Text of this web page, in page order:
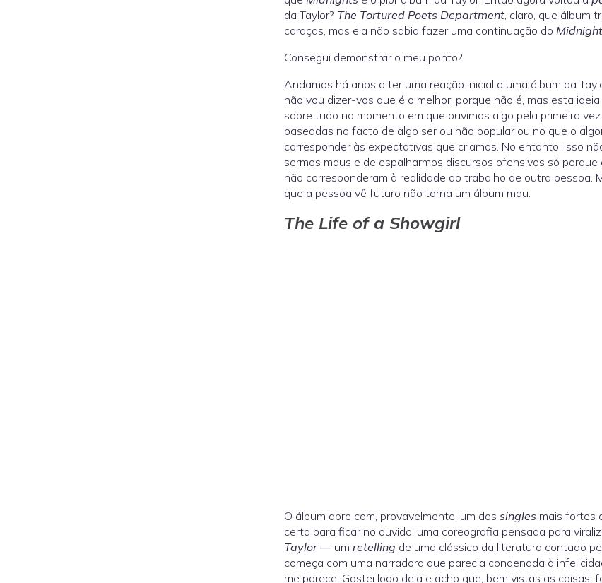
da Taylor? The Tortured Poets Department, claro, que álbum
caraças, mas ela não sabia fazer uma continuação do
Consegui demonstrar o meu ponto?
Andamos há anos a ter uma reação inicial a uma álbum da
não vou dizer-vos que é o melhor, porque não é, mas esta
sobre tudo no momento em que ouvimos algo pela primeira
baseadas no facto de algo ser ou não popular ou no que o
corresponder às expectativas que criamos. No entanto, isso
sermos maus e de espalharmos discursos ofensivos só
não corresponderam à realidade do trabalho de outra pessoa.
que a pessoa vê futuro não torna um álbum mau.
The Life of a Showgirl
O álbum abre com, provavelmente, um dos singles mais fortes
certa para ficar no ouvido, uma coreografia pensada para
Taylor —um retelling de uma clássico da literatura contado
começa com uma narradora que parecia condenada à
me parece. Gostei logo dela e acho que, bem vistas as coisas,